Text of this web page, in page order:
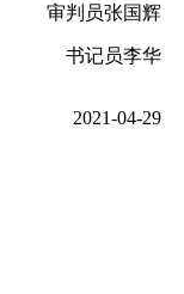
审判员张国辉
书记员李华
2021-04-29